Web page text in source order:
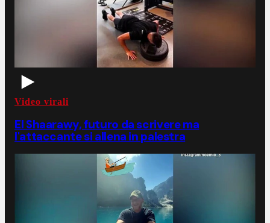
Video virali
El Shaarawy, futuro da scrivere ma
l'attaccante si allena in palestra